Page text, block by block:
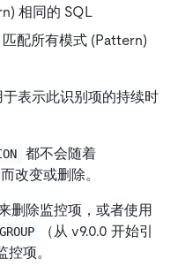
相同的 SQL
配所有模式 (Pattern)
表示此识别项的持续时
都不会随着
改变或删除。
删除监控项，或者使用
（从 v9.0.0 开始引
项。